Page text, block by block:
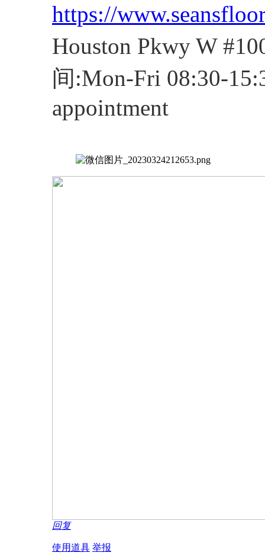
https://
Houston Pkwy W
间:Mon-Fri 08:30-
appointment
回复
使用道具 举报